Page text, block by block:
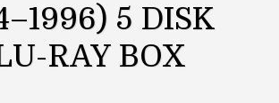
5 DISK
RAY BOX